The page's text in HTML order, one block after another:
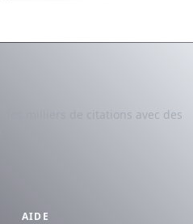
milliers de citations avec des
AIDE